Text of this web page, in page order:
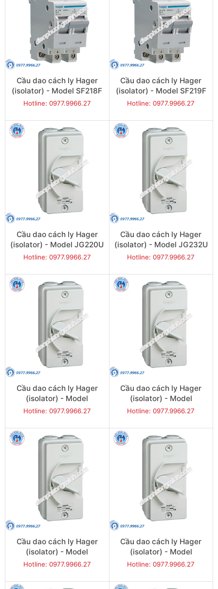
Cầu dao cách ly Hager
(isolator) - Model SF218F
Hotline: 0977.9966.27
Cầu dao cách ly Hager
(isolator) - Model SF219F
Hotline: 0977.9966.27
Cầu dao cách ly Hager
(isolator) - Model JG220U
Hotline: 0977.9966.27
Cầu dao cách ly Hager
(isolator) - Model JG232U
Hotline: 0977.9966.27
Cầu dao cách ly Hager
(isolator) - Model
JG240U
Hotline: 0977.9966.27
Cầu dao cách ly Hager
(isolator) - Model
JG263U
Hotline: 0977.9966.27
Cầu dao cách ly Hager
(isolator) - Model
JG320U
Hotline: 0977.9966.27
Cầu dao cách ly Hager
(isolator) - Model
JG332U
Hotline: 0977.9966.27